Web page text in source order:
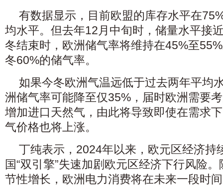
有数据显示，目前欧盟的库存水平在
均水平。但去年12月中旬时，储量水平接
冬结束时，欧洲储气率将维持在45%至
冬60%的储气率。
如果今冬欧洲气温远低于过去两年平均
洲储气率可能降至仅35%，届时欧洲需要
增加进口天然气，由此将导致即使在需求
气价格也将上涨。
丁纯表示，2024年以来，欧元区经济持
国“双引擎”失速加剧欧元区经济下行风险
节性增长，欧洲电力消费将在未来一段时